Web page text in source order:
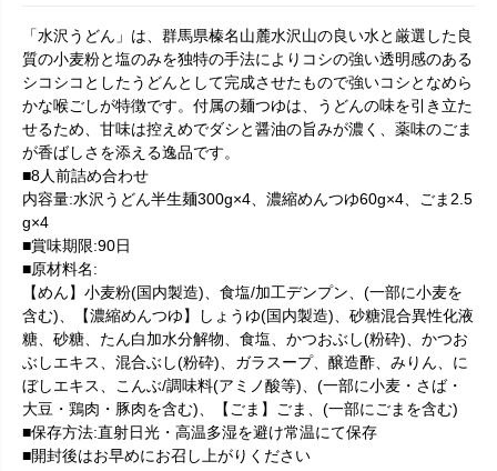
「水沢うどん」は、群馬県榛名山麓水沢山の良い水と厳選した良
質の小麦粉と塩のみを独特の手法によりコシの強い透明感のある
シコシコとしたうどんとして完成させたもので強いコシとなめら
かな喉ごしが特徴です。付属の麺つゆは、うどんの味を引き立た
せるため、甘味は控えめでダシと醤油の旨みが濃く、薬味のごま
が香ばしさを添える逸品です。
■8人前詰め合わせ
内容量:水沢うどん半生麺300g×4、濃縮めんつゆ60g×4、ごま2.5
g×4
■賞味期限:90日
■原材料名:
【めん】小麦粉(国内製造)、食塩/加工デンプン、(一部に小麦を
含む)、【濃縮めんつゆ】しょうゆ(国内製造)、砂糖混合異性化液
糖、砂糖、たん白加水分解物、食塩、かつおぶし(粉砕)、かつお
ぶしエキス、混合ぶし(粉砕)、ガラスープ、醸造酢、みりん、に
ぼしエキス、こんぶ/調味料(アミノ酸等)、(一部に小麦・さば・
大豆・鶏肉・豚肉を含む)、【ごま】ごま、(一部にごまを含む)
■保存方法:直射日光・高温多湿を避け常温にて保存
■開封後はお早めにお召し上がりください